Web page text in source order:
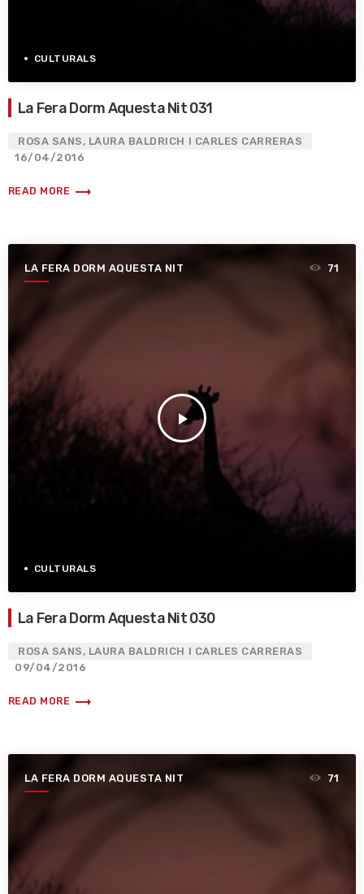
CULTURALS
La Fera Dorm Aquesta Nit 031
ROSA SANS, LAURA BALDRICH I CARLES CARRERAS
16/04/2016
READ MORE trending_flat
LA FERA DORM AQUESTA NIT
play_arrow
71
CULTURALS
La Fera Dorm Aquesta Nit 030
ROSA SANS, LAURA BALDRICH I CARLES CARRERAS
09/04/2016
READ MORE trending_flat
LA FERA DORM AQUESTA NIT 71